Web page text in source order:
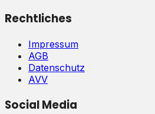
Rechtliches
Impressum
AGB
Datenschutz
AVV
Social Media